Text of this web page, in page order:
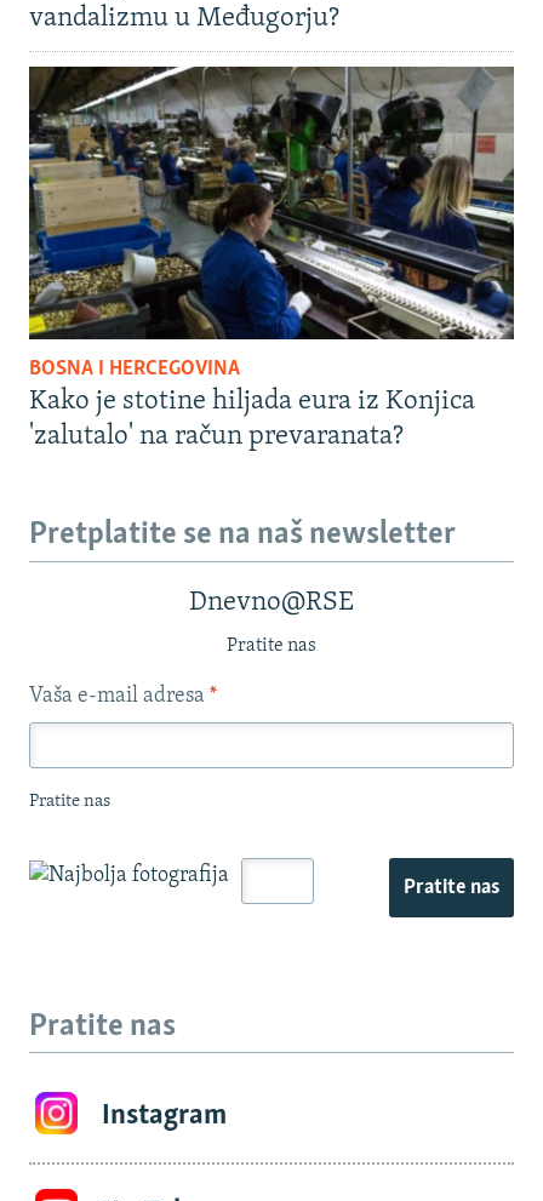
vandalizmu u Međugorju?
BOSNA I HERCEGOVINA
Kako je stotine hiljada eura iz Konjica
'zalutalo' na račun prevaranata?
Pretplatite se na naš newsletter
Dnevno@RSE
Pratite nas
Vaša e-mail adresa *
Pratite nas
Pratite nas
Pratite nas
Instagram